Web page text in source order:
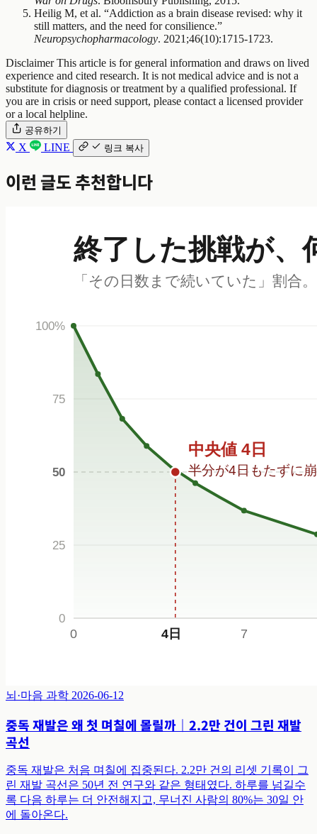
Heilig M, et al. “Addiction as a brain disease revised: why it
still matters, and the need for consilience.”
Neuropsychopharmacology. 2021;46(10):1715-1723.
DisclaimerThis article is for general information and draws on lived
experience and cited research. It is not medical advice and is not a
substitute for diagnosis or treatment by a qualified professional. If
you are in crisis or need support, please contact a licensed provider
or a local helpline.
공유하기
X LINE 링크 복사
이런 글도 추천합니다
뇌·마음 과학 2026-06-12
중독 재발은 왜 첫 며칠에 몰릴까｜2.2만 건이 그린 재발
곡선
중독 재발은 처음 며칠에 집중된다. 2.2만 건의 리셋 기록이 그
린 재발 곡선은 50년 전 연구와 같은 형태였다. 하루를 넘길수
록 다음 하루는 더 안전해지고, 무너진 사람의 80%는 30일 안
에 돌아온다.